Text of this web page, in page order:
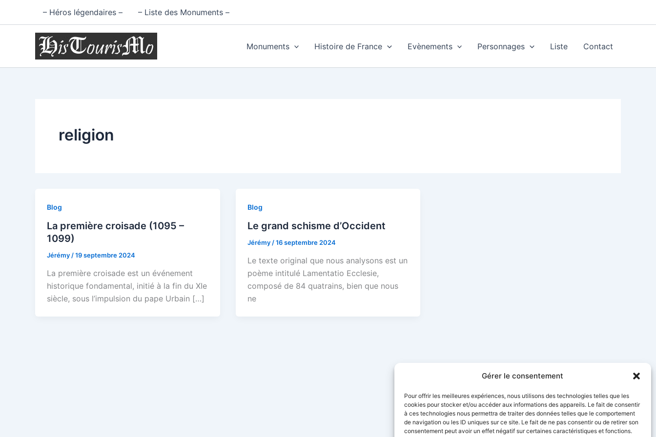
Gérer le consentement
Pour offrir les meilleures expériences, nous utilisons des technologies telles que les
cookies pour stocker et/ou accéder aux informations des appareils. Le fait de consentir
à ces technologies nous permettra de traiter des données telles que le comportement
de navigation ou les ID uniques sur ce site. Le fait de ne pas consentir ou de retirer son
consentement peut avoir un effet négatif sur certaines caractéristiques et fonctions.
– Héros légendaires – – Liste des Monuments –
Monuments Histoire de France Evènements Personnages Liste Contact
religion
Blog
La première croisade (1095 –
1099)
Jérémy /19 septembre 2024
La première croisade est un événement
historique fondamental, initié à la fin du XIe
siècle, sous l’impulsion du pape Urbain […]
Blog
Le grand schisme d’Occident
Jérémy /16 septembre 2024
Le texte original que nous analysons est un
poème intitulé Lamentatio Ecclesie,
composé de 84 quatrains, bien que nous
ne